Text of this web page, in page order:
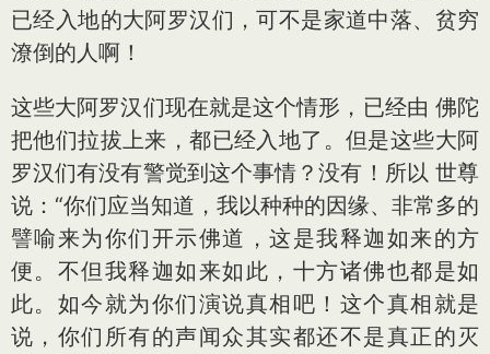
已经入地的大阿罗汉们，可不是家道中落、贫穷
潦倒的人啊！
这些大阿罗汉们现在就是这个情形，已经由 佛陀
把他们拉拔上来，都已经入地了。但是这些大阿
罗汉们有没有警觉到这个事情？没有！所以 世尊
说：“你们应当知道，我以种种的因缘、非常多的
譬喻来为你们开示佛道，这是我释迦如来的方
便。不但我释迦如来如此，十方诸佛也都是如
此。如今就为你们演说真相吧！这个真相就是
说，你们所有的声闻众其实都还不是真正的灭